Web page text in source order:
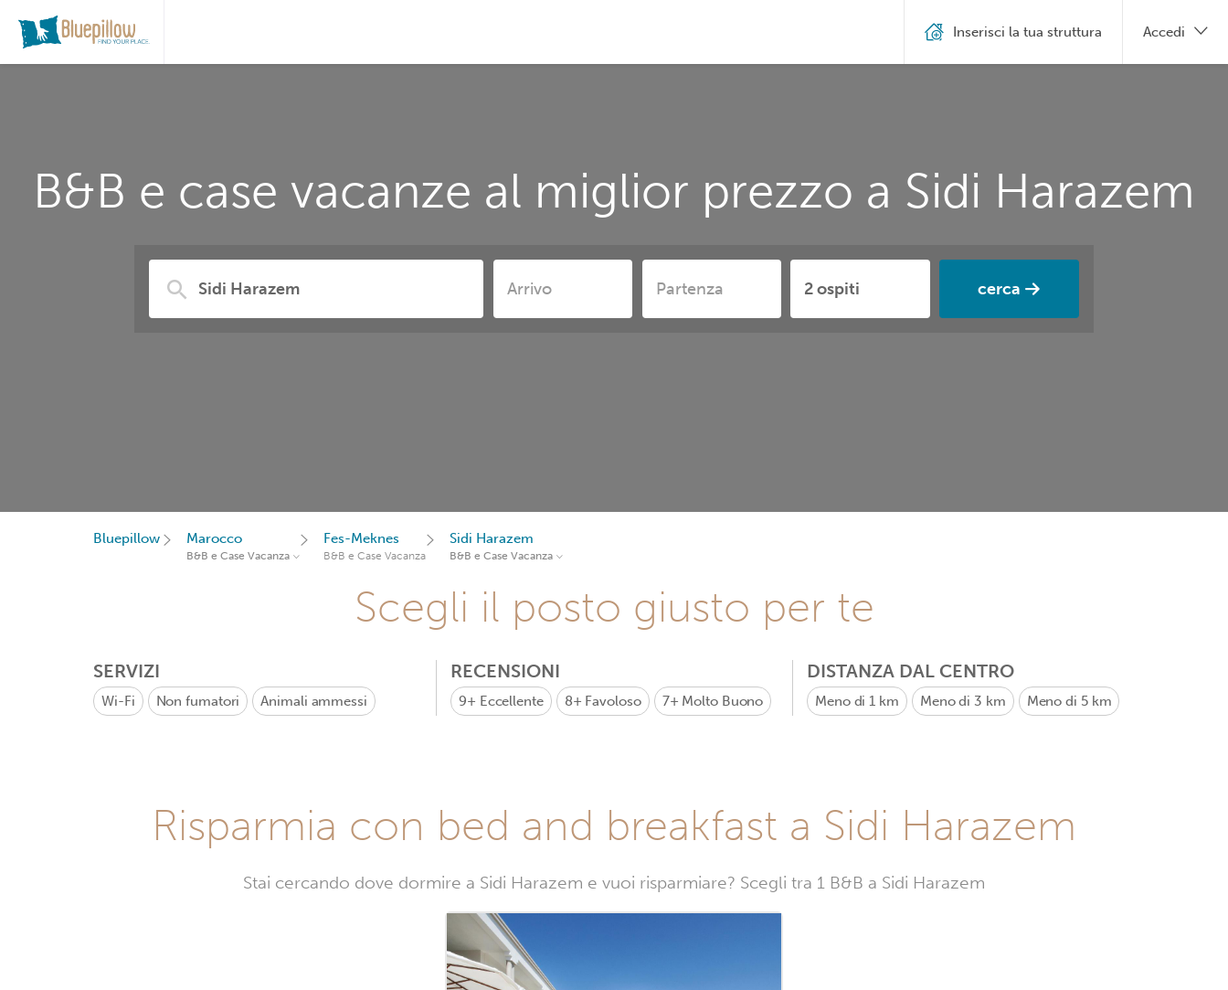
B&B e case vacanze al miglior prezzo a Sidi Harazem
cerca
Inserisci la tua struttura Accedi
Bluepillow Marocco
B&B e Case Vacanza
Fes-Meknes
B&B e Case Vacanza
Sidi Harazem
B&B e Case Vacanza
Scegli il posto giusto per te
SERVIZI
Wi-Fi Non fumatori Animali ammessi
RECENSIONI
9+ Eccellente 8+ Favoloso 7+ Molto Buono
DISTANZA DAL CENTRO
Meno di 1 km Meno di 3 km Meno di 5 km
Risparmia con bed and breakfast a Sidi Harazem
Stai cercando dove dormire a Sidi Harazem e vuoi risparmiare? Scegli tra 1 B&B a Sidi Harazem